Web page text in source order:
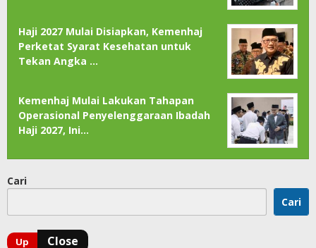
Haji 2027 Mulai Disiapkan, Kemenhaj
Perketat Syarat Kesehatan untuk
Tekan Angka …
Kemenhaj Mulai Lakukan Tahapan
Operasional Penyelenggaraan Ibadah
Haji 2027, Ini…
Cari
Cari